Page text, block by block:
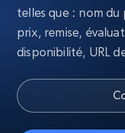
telles que : nom
prix, remise,
disponibilité, URL